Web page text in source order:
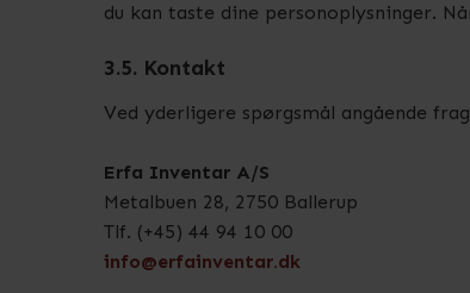
du kan taste dine personoplysninger.
3.5. Kontakt
Ved yderligere spørgsmål angående
Erfa Inventar A/S
Metalbuen 28, 2750 Ballerup
Tlf. (+45) 44 94 10 00
info@erfainventar.dk